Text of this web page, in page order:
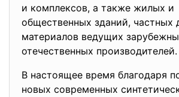
и комплексов, а также жилых и
общественных зданий, частных
материалов ведущих
отечественных производителей.
В настоящее время благодаря
новых современных